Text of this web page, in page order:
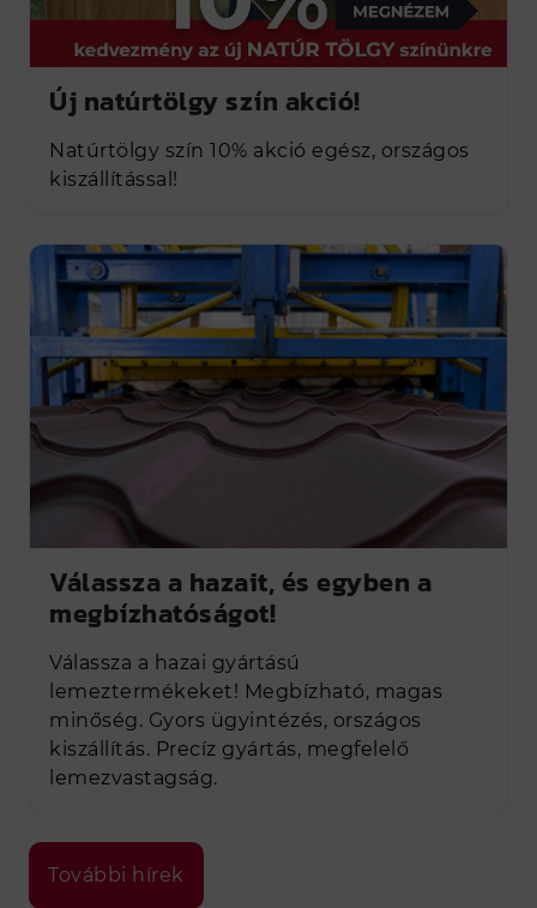
Új natúrtölgy szín akció!
Natúrtölgy szín 10% akció egész, országos
kiszállítással!
Válassza a hazait, és egyben a
megbízhatóságot!
Válassza a hazai gyártású
lemeztermékeket! Megbízható, magas
minőség. Gyors ügyintézés, országos
kiszállítás. Precíz gyártás, megfelelő
lemezvastagság.
További hírek